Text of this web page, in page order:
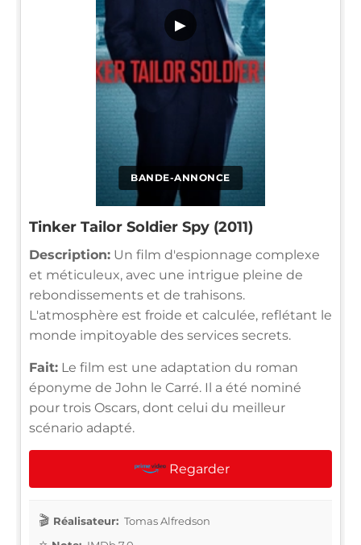
BANDE-ANNONCE
▶
Tinker Tailor Soldier Spy (2011)
Description: Un film d'espionnage complexe
et méticuleux, avec une intrigue pleine de
rebondissements et de trahisons.
L'atmosphère est froide et calculée, reflétant le
monde impitoyable des services secrets.
Fait: Le film est une adaptation du roman
éponyme de John le Carré. Il a été nominé
pour trois Oscars, dont celui du meilleur
scénario adapté.
Regarder
Réalisateur: Tomas Alfredson